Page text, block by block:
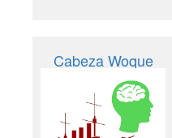
Cabeza Woque